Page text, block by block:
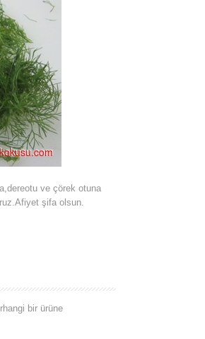
ve çörek otuna
şifa olsun.
bir ürüne